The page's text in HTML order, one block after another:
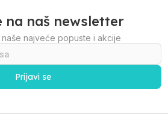
na naš newsletter
najveće popuste i akcije
Prijavi se